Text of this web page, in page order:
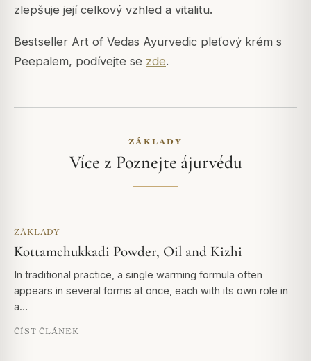
zlepšuje její celkový vzhled a vitalitu.
Bestseller Art of Vedas Ayurvedic pleťový krém s
Peepalem, podívejte se zde.
ZÁKLADY
Více z Poznejte ájurvédu
ZÁKLADY
Kottamchukkadi Powder, Oil and Kizhi
In traditional practice, a single warming formula often
appears in several forms at once, each with its own role in
a…
ČÍST ČLÁNEK